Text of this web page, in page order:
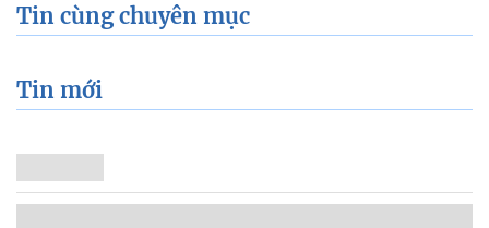
Tin cùng chuyên mục
Tin mới